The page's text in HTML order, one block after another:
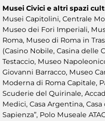
Musei Civici e altri spazi
Musei Capitolini, Centrale
Museo dei Fori Imperiali,
Roma, Museo di Roma in
(Casino Nobile, Casina delle
Testaccio, Museo
Giovanni Barracco, Museo
Moderna di Roma Capitale,
Scuderie del Quirinale,
Medici, Casa Argentina,
Sapienza”, Polo Museale